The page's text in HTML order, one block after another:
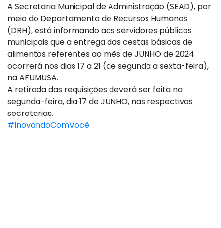
A Secretaria Municipal de Administração (SEAD), por
meio do Departamento de Recursos Humanos
(DRH), está informando aos servidores públicos
municipais que a entrega das cestas básicas de
alimentos referentes ao mês de JUNHO de 2024
ocorrerá nos dias 17 a 21 (de segunda a sexta-feira),
na AFUMUSA.
A retirada das requisições deverá ser feita na
segunda-feira, dia 17 de JUNHO, nas respectivas
secretarias.
#InovandoComVocê